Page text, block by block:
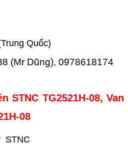
Quốc)
(Mr Dũng), 0978618174
STNC TG2521H-08, Van
08
STNC